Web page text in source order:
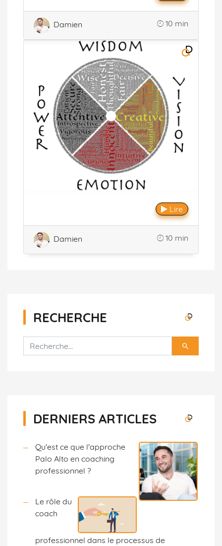
Damien 10 min
Lire
Damien 10 min
RECHERCHE
DERNIERS ARTICLES
Qu'est ce que l'approche
Palo Alto en coaching
professionnel ?
Le rôle du
coach
professionnel dans le processus de